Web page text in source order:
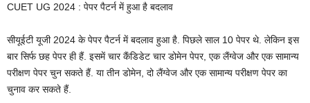
CUET UG 2024 : पेपर पैटर्न में हुआ है बदलाव
सीयूईटी यूजी 2024 के पेपर पैटर्न में बदलाव हुआ है. पिछले साल 10 पेपर थे. लेकिन इस
बार सिर्फ छह पेपर ही हैं. इसमें चार कैंडिडेट चार डोमेन पेपर, एक लैंग्वेज और एक सामान्य
परीक्षण पेपर चुन सकते हैं. या तीन डोमेन, दो लैंग्वेज और एक सामान्य परीक्षण पेपर का
चुनाव कर सकते हैं.